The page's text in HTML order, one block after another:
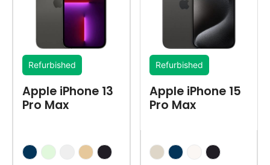
Refurbished
Apple iPhone 13
Pro Max
Refurbished
Apple iPhone 15
Pro Max